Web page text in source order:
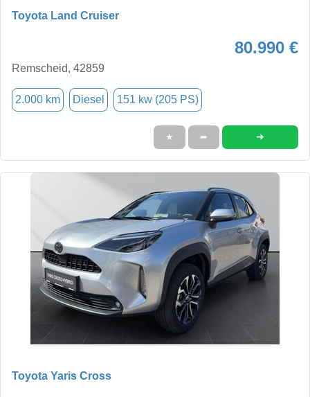
Toyota Land Cruiser
80.990 €
Remscheid, 42859
2.000 km Diesel 151 kw (205 PS)
★ ➦ ➜
Toyota Yaris Cross